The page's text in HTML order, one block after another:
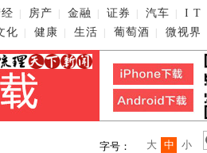
房产 金融 证券 汽车 I T
化 健康 生活 葡萄酒 微视界
字号： 小
中
大